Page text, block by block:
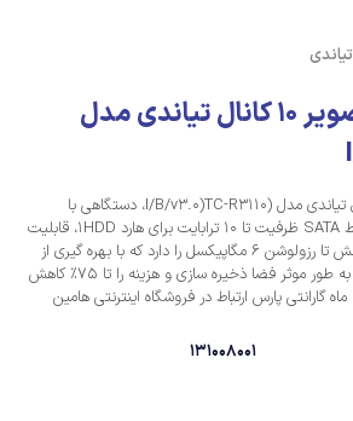
تیاندی
دستگاه ضبط تصویر 10 کانال تیاندی مدل
دستگاه ضبط تصویر 10 کانال تیاندی مدل (I/B/v3.0)TC-R3110، دستگاهی با
حداکثر 10 کانال ورودی 1 رابط SATA ظرفیت تا 10 ترابایت برای هارد 1HDD، قابلیت
نمایش، ذخیره سازی و بازپخش تا رزولوشن 6 مگاپیکسل را دارد که با بهره گیری از
فرمت فشرده سازی S+265 به طور موثر فضا ذخیره سازی و هزینه را تا 75٪ کاهش
می دهد، این محصول با 36 ماه گارانتی پارس ارتباط در فروشگاه اینترنتی هامین
131008001